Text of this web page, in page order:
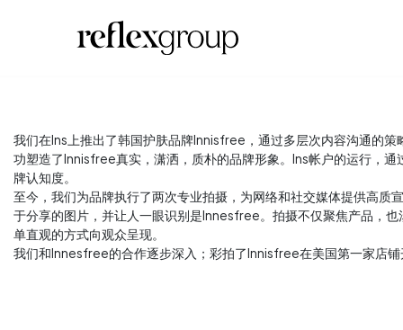
我们在Ins上推出了韩国护肤品牌Innisfree，通过多层次内容沟通的
功塑造了Innisfree真实，潇洒，质朴的品牌形象。Ins帐户的运行，
牌认知度。
至今，我们为品牌执行了两次专业拍摄，为网络和社交媒体提供高质
于分享的图片，并让人一眼识别是Innesfree。拍摄不仅聚焦产品，
单直观的方式向观众呈现。
我们和Innesfree的合作逐步深入；彩拍了Innisfree在美国第一家店铺